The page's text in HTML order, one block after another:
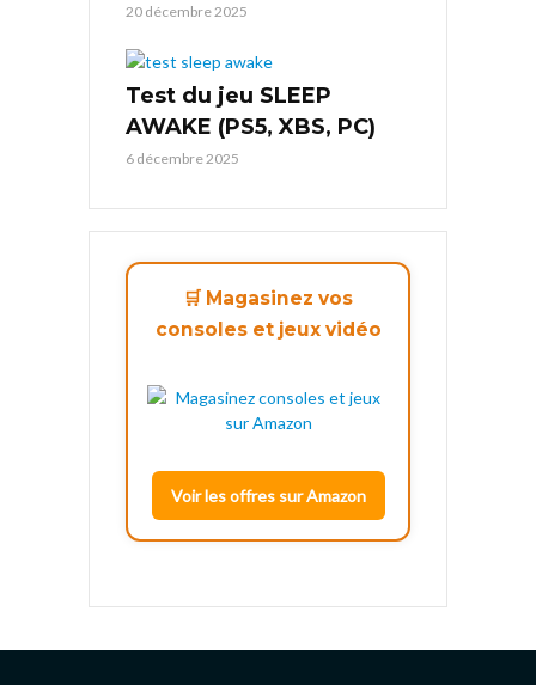
20 décembre 2025
Test du jeu SLEEP
AWAKE (PS5, XBS, PC)
6 décembre 2025
🛒 Magasinez vos
consoles et jeux vidéo
Voir les offres sur Amazon